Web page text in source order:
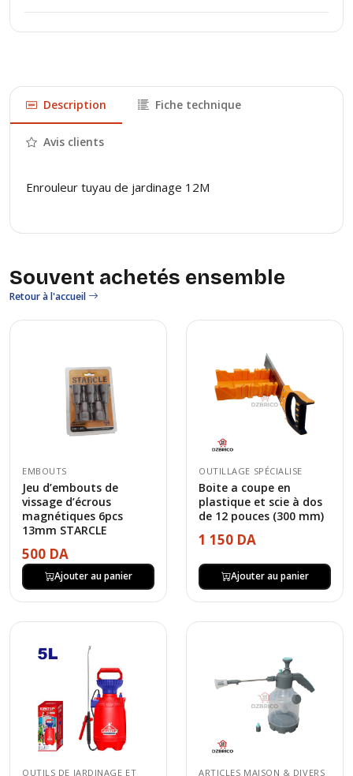
Description Fiche technique
Avis clients
Enrouleur tuyau de jardinage 12M
Souvent achetés ensemble
Retour à l'accueil
EMBOUTS
Jeu d’embouts de
vissage d’écrous
magnétiques 6pcs
13mm STARCLE
500 DA
Ajouter au panier
OUTILLAGE SPÉCIALISE
Boite a coupe en
plastique et scie à dos
de 12 pouces (300 mm)
1 150 DA
Ajouter au panier
OUTILS DE JARDINAGE ET ARTICLES MAISON & DIVERS